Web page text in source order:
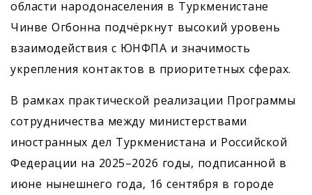
области народонаселения в Туркменистане
Чинве Огбонна подчёркнут высокий уровень
взаимодействия с ЮНФПА и значимость
укрепления контактов в приоритетных сферах.
В рамках практической реализации Программы
сотрудничества между министерствами
иностранных дел Туркменистана и Российской
Федерации на 2025–2026 годы, подписанной в
июне нынешнего года, 16 сентября в городе